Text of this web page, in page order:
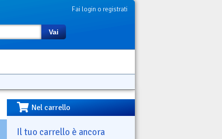
Fai login o registrati
Vai
Nel carrello
Il tuo carrello è ancora